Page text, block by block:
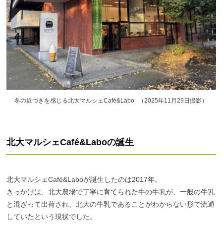
冬の近づきを感じる北大マルシェCafé&Labo （2025年11月29日撮影）
北大マルシェCafé&Laboの誕生
北大マルシェCafé&Laboが誕生したのは2017年。
きっかけは、北大農場で丁寧に育てられた牛の牛乳が、一般の牛乳
と混ざって出荷され、北大の牛乳であることがわからない形で流通
していたという現状でした。